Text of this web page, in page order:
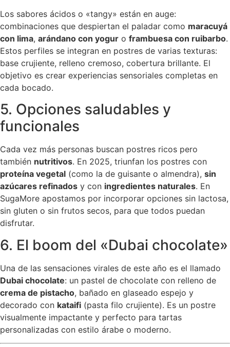
Los sabores ácidos o «tangy» están en auge:
combinaciones que despiertan el paladar como maracuyá
con lima, arándano con yogur o frambuesa con ruibarbo.
Estos perfiles se integran en postres de varias texturas:
base crujiente, relleno cremoso, cobertura brillante. El
objetivo es crear experiencias sensoriales completas en
cada bocado.
5. Opciones saludables y
funcionales
Cada vez más personas buscan postres ricos pero
también nutritivos. En 2025, triunfan los postres con
proteína vegetal (como la de guisante o almendra), sin
azúcares refinados y con ingredientes naturales. En
SugaMore apostamos por incorporar opciones sin lactosa,
sin gluten o sin frutos secos, para que todos puedan
disfrutar.
6. El boom del «Dubai chocolate»
Una de las sensaciones virales de este año es el llamado
Dubai chocolate: un pastel de chocolate con relleno de
crema de pistacho, bañado en glaseado espejo y
decorado con kataifi (pasta filo crujiente). Es un postre
visualmente impactante y perfecto para tartas
personalizadas con estilo árabe o moderno.